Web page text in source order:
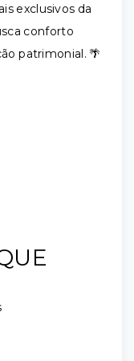
exclusivos da
conforto
patrimonial. 🌴